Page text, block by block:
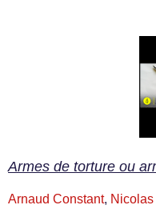
Armes de torture ou
Arnaud Constant,